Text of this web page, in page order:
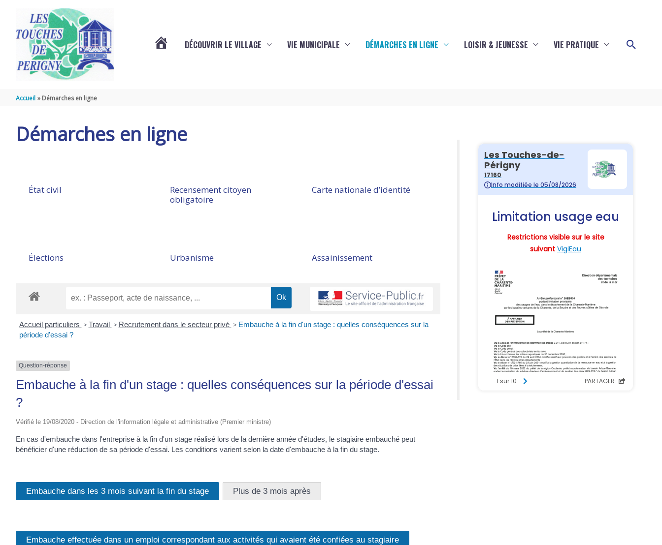
DÉCOUVRIR LE VILLAGE VIE MUNICIPALE DÉMARCHES EN LIGNE LOISIR & JEUNESSE VIE PRATIQUE
Accueil Démarches en ligne
Démarches en ligne
État civil
Recensement citoyen
obligatoire
Carte nationale d’identité
Élections Urbanisme Assainissement
Accueil particuliers > Travail > Recrutement dans le secteur privé > Embauche à la fin d'un stage : quelles conséquences sur la
période d'essai ?
Question-réponse
Embauche à la fin d'un stage : quelles conséquences sur la période d'essai
?
Vérifié le 19/08/2020 - Direction de l'information légale et administrative (Premier ministre)
En cas d'embauche dans l'entreprise à la fin d'un stage réalisé lors de la dernière année d'études, le stagiaire embauché peut
bénéficier d'une réduction de sa période d'essai. Les conditions varient selon la date d'embauche à la fin du stage.
Embauche dans les 3 mois suivant la fin du stage Plus de 3 mois après
Embauche effectuée dans un emploi correspondant aux activités qui avaient été confiées au stagiaire